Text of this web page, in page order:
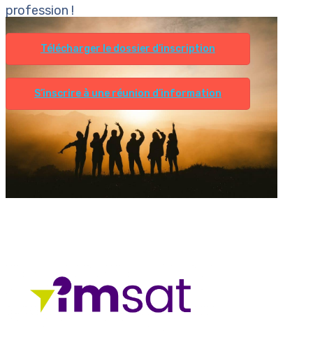
profession !
Télécharger le dossier d’inscription
S’inscrire à une réunion d’information